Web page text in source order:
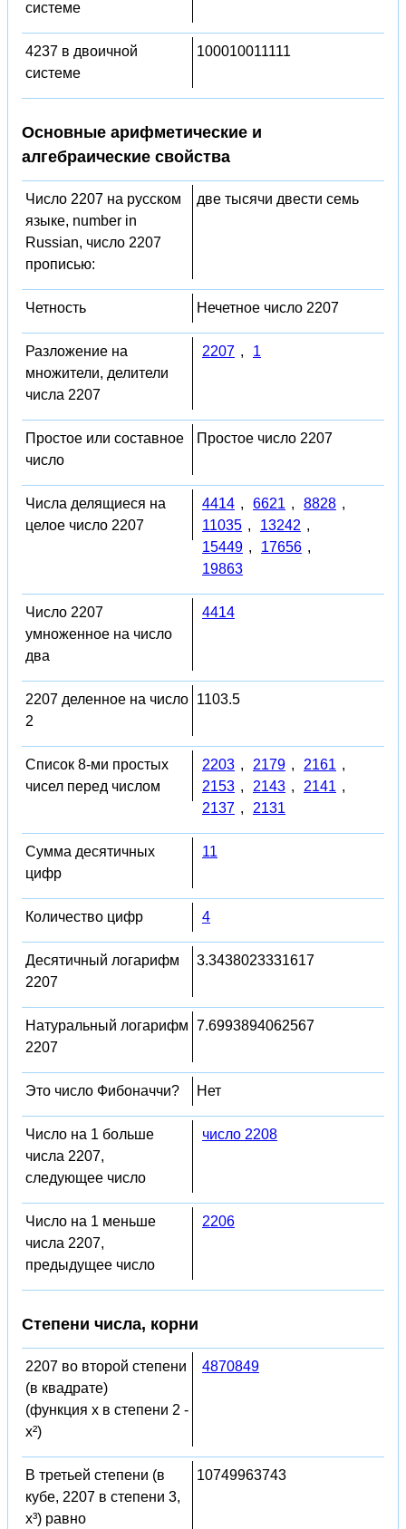
системе
4237 в двоичной
системе
100010011111
Основные арифметические и
алгебраические свойства
Число 2207 на русском
языке, number in
Russian, число 2207
прописью:
две тысячи двести семь
Четность Нечетное число 2207
Разложение на
множители, делители
числа 2207
2207 , 1
Простое или составное
число
Простое число 2207
Числа делящиеся на
целое число 2207
4414 , 6621 , 8828 ,
11035 , 13242 ,
15449 , 17656 ,
19863
Число 2207
умноженное на число
два
4414
2207 деленное на число
2
1103.5
Список 8-ми простых
чисел перед числом
2203 , 2179 , 2161 ,
2153 , 2143 , 2141 ,
2137 , 2131
Сумма десятичных
цифр
11
Количество цифр 4
Десятичный логарифм
2207
3.3438023331617
Натуральный логарифм
2207
7.6993894062567
Это число Фибоначчи? Нет
Число на 1 больше
числа 2207,
следующее число
число 2208
Число на 1 меньше
числа 2207,
предыдущее число
2206
Степени числа, корни
2207 во второй степени
(в квадрате)
(функция x в степени 2 -
x²)
4870849
В третьей степени (в
кубе, 2207 в степени 3,
x³) равно
10749963743